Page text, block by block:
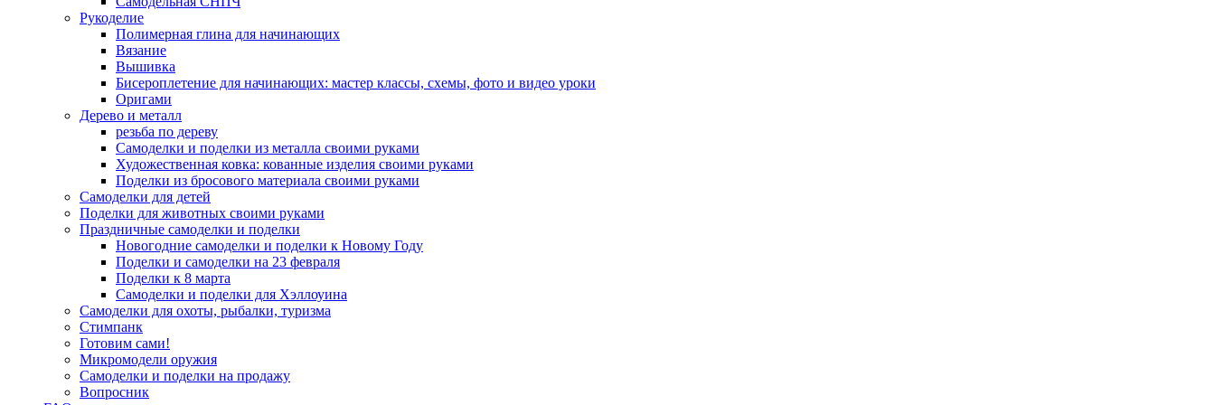
Рукоделие
Полимерная глина для начинающих
Вязание
Вышивка
Бисероплетение для начинающих: мастер классы, схемы, фото и видео уроки
Оригами
Дерево и металл
резьба по дереву
Самоделки и поделки из металла своими руками
Художественная ковка: кованные изделия своими руками
Поделки из бросового материала своими руками
Самоделки для детей
Поделки для животных своими руками
Праздничные самоделки и поделки
Новогодние самоделки и поделки к Новому Году
Поделки и самоделки на 23 февраля
Поделки к 8 марта
Самоделки и поделки для Хэллоуина
Самоделки для охоты, рыбалки, туризма
Стимпанк
Готовим сами!
Микромодели оружия
Самоделки и поделки на продажу
Вопросник